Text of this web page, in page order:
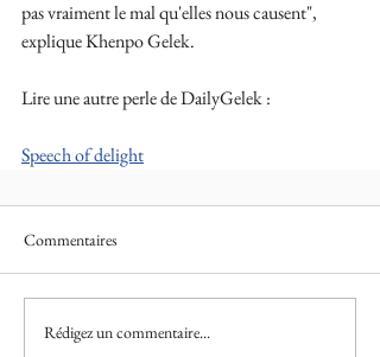
pas vraiment le mal qu'elles nous causent",
explique Khenpo Gelek.
Lire une autre perle de DailyGelek :
Speech of delight
Commentaires
Rédigez un commentaire...